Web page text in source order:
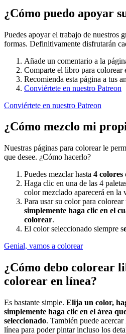
¿Cómo puedo apoyar
Puedes apoyar el trabajo de nuestros
formas. Definitivamente disfrutarán
Añade un comentario a la
Comparte el libro para colorear
Recomienda esta página a tus
Conviértete en nuestro Patreon
Conviértete en nuestro Patreon
¿Cómo mezclo mi
Nuestras páginas para colorear le
que desee. ¿Cómo hacerlo?
Puedes mezclar hasta 4 colores
Haga clic en una de las 4
color mezclado aparecerá en la
Para usar su color para
simplemente haga clic en el
colorear.
El color seleccionado siempre s
Genial, vamos a colorear
¿Cómo debo colorear
colorear en línea?
Es bastante simple. Elija un color,
simplemente haga clic en el área
seleccionado. También puede
línea para poder pintar incluso los